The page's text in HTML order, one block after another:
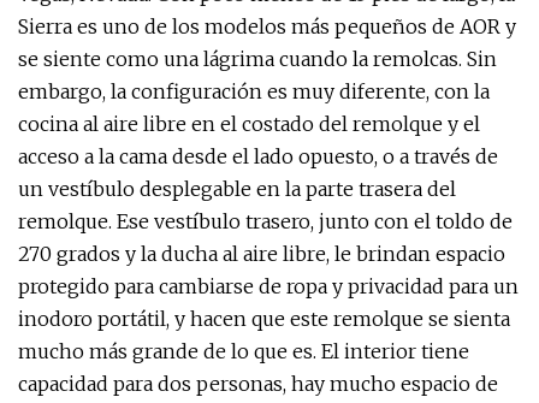
Sierra es uno de los modelos más pequeños de AOR y
se siente como una lágrima cuando la remolcas. Sin
embargo, la configuración es muy diferente, con la
cocina al aire libre en el costado del remolque y el
acceso a la cama desde el lado opuesto, o a través de
un vestíbulo desplegable en la parte trasera del
remolque. Ese vestíbulo trasero, junto con el toldo de
270 grados y la ducha al aire libre, le brindan espacio
protegido para cambiarse de ropa y privacidad para un
inodoro portátil, y hacen que este remolque se sienta
mucho más grande de lo que es. El interior tiene
capacidad para dos personas, hay mucho espacio de